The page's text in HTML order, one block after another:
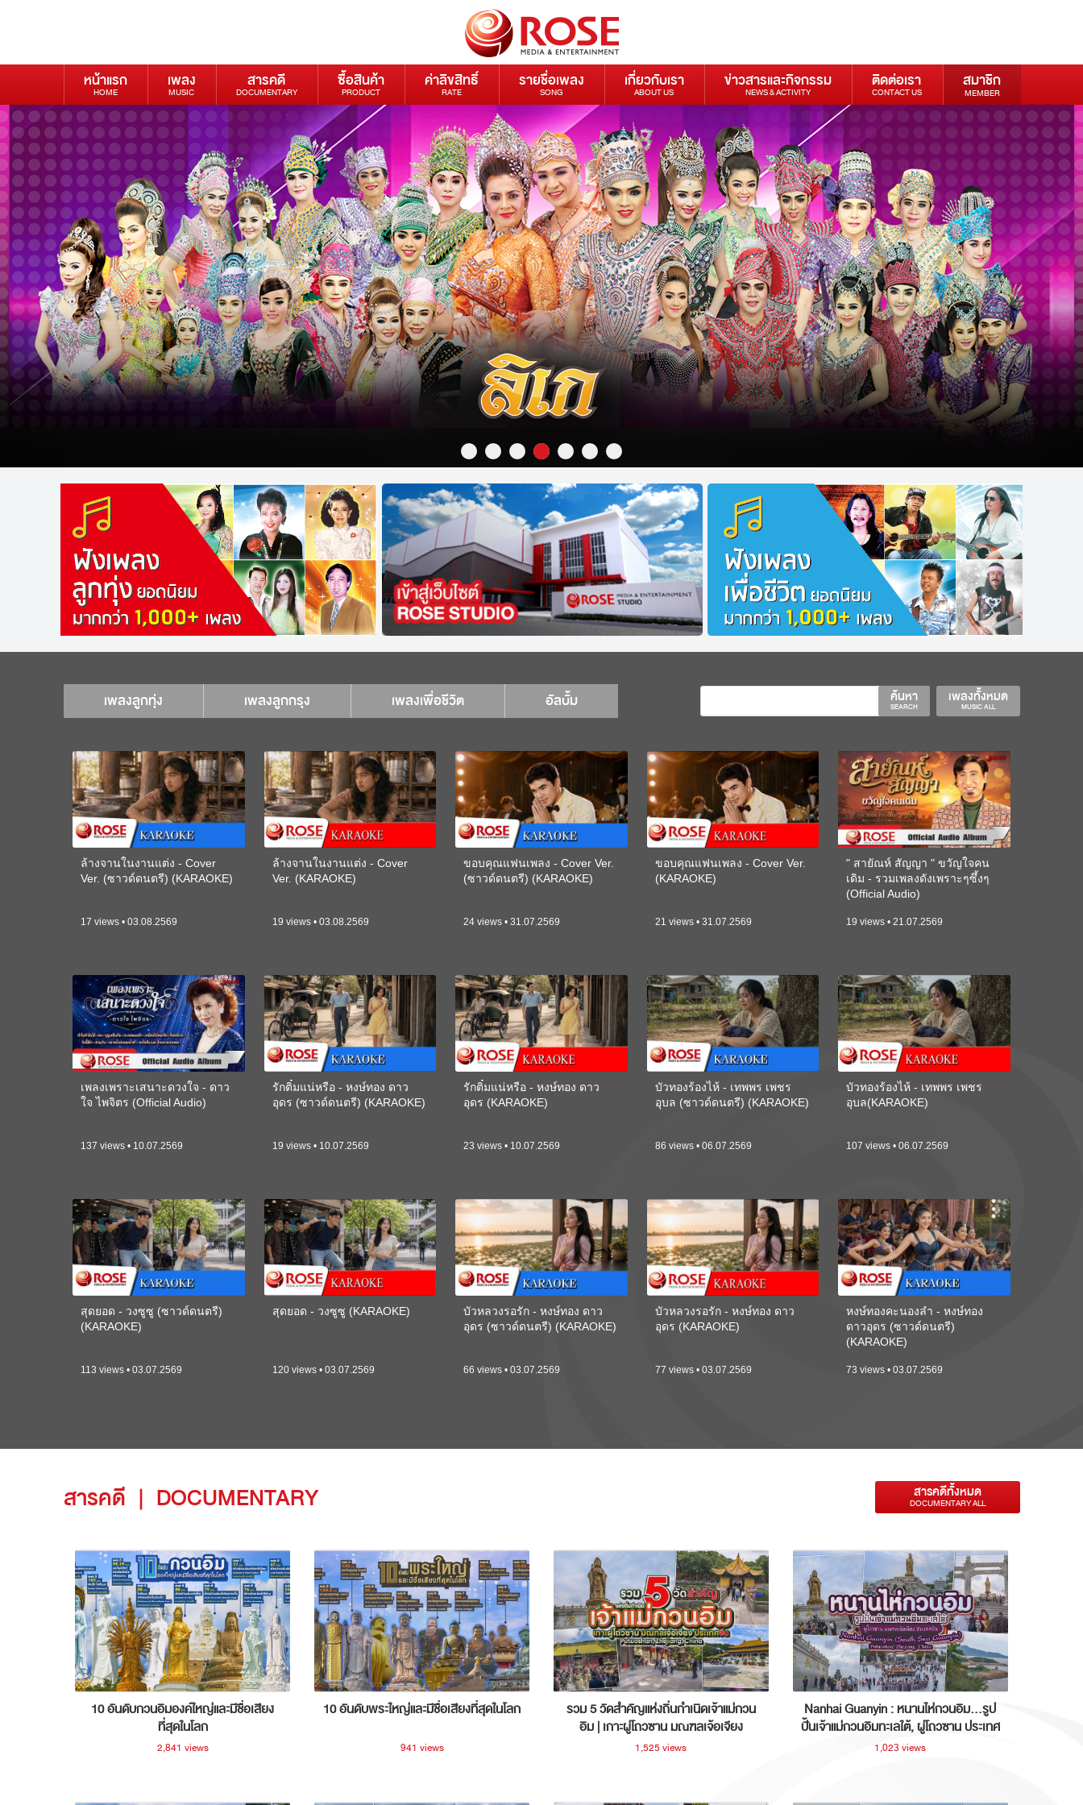
หน้าแรก
HOME
เพลง
MUSIC
สารคดี
DOCUMENTARY
ซื้อสินค้า
PRODUCT
ค่าลิขสิทธิ์
RATE
รายชื่อเพลง
SONG
เกี่ยวกับเรา
ABOUT US
ข่าวสารและกิจกรรม
NEWS & ACTIVITY
ติดต่อเรา
CONTACT US
สมาชิก
MEMBER
เพลงลูกทุ่ง เพลงลูกกรุง เพลงเพื่อชีวิต อัลบั้ม เพลงทั้งหมด
MUSIC ALL
ค้นหา
SEARCH
ล้างจานในงานแต่ง - Cover
Ver. (ซาวด์ดนตรี) (KARAOKE)
17 views • 03.08.2569
ล้างจานในงานแต่ง - Cover
Ver. (KARAOKE)
19 views • 03.08.2569
ขอบคุณแฟนเพลง - Cover Ver.
(ซาวด์ดนตรี) (KARAOKE)
24 views • 31.07.2569
ขอบคุณแฟนเพลง - Cover Ver.
(KARAOKE)
21 views • 31.07.2569
" สายัณห์ สัญญา " ขวัญใจคน
เดิม - รวมเพลงดังเพราะๆซึ้งๆ
(Official Audio)
19 views • 21.07.2569
เพลงเพราะเสนาะดวงใจ - ดาว
ใจ ไพจิตร (Official Audio)
137 views • 10.07.2569
รักติ๋มแน่หรือ - หงษ์ทอง ดาว
อุดร (ซาวด์ดนตรี) (KARAOKE)
19 views • 10.07.2569
รักติ๋มแน่หรือ - หงษ์ทอง ดาว
อุดร (KARAOKE)
23 views • 10.07.2569
บัวทองร้องไห้ - เทพพร เพชร
อุบล (ซาวด์ดนตรี) (KARAOKE)
86 views • 06.07.2569
บัวทองร้องไห้ - เทพพร เพชร
อุบล(KARAOKE)
107 views • 06.07.2569
สุดยอด - วงซูซู (ซาวด์ดนตรี)
(KARAOKE)
113 views • 03.07.2569
สุดยอด - วงซูซู (KARAOKE)
120 views • 03.07.2569
บัวหลวงรอรัก - หงษ์ทอง ดาว
อุดร (ซาวด์ดนตรี) (KARAOKE)
66 views • 03.07.2569
บัวหลวงรอรัก - หงษ์ทอง ดาว
อุดร (KARAOKE)
77 views • 03.07.2569
หงษ์ทองคะนองลำ - หงษ์ทอง
ดาวอุดร (ซาวด์ดนตรี)
(KARAOKE)
73 views • 03.07.2569
สารคดี | DOCUMENTARY สารคดีทั้งหมด
DOCUMENTARY ALL
10 อันดับกวนอิมองค์ใหญ่และมีชื่อเสียง
ที่สุดในโลก
2,841 views
10 อันดับพระใหญ่และมีชื่อเสียงที่สุดในโลก
941 views
รวม 5 วัดสำคัญแห่งถิ่นกำเนิดเจ้าแม่กวน
อิม | เกาะผู่โถวซาน มณฑลเจ้อเจียง
ประเทศจีน
1,525 views
Nanhai Guanyin : หนานไห่กวนอิม...รูป
ปั้นเจ้าแม่กวนอิมทะเลใต้, ผู่โถวซาน ประเทศ
จีน
1,023 views